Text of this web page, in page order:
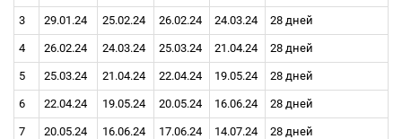
3 29.01.24 25.02.24 26.02.24 24.03.24 28 дней
4 26.02.24 24.03.24 25.03.24 21.04.24 28 дней
5 25.03.24 21.04.24 22.04.24 19.05.24 28 дней
6 22.04.24 19.05.24 20.05.24 16.06.24 28 дней
7 20.05.24 16.06.24 17.06.24 14.07.24 28 дней